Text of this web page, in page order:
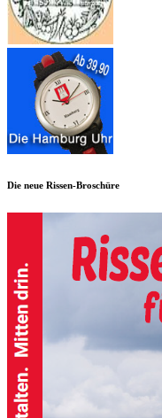
Die neue Rissen-Broschüre